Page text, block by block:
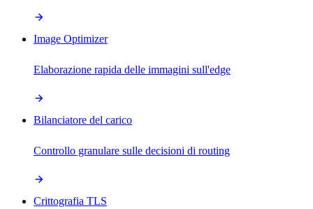
Image Optimizer
Elaborazione rapida delle immagini sull'edge
Bilanciatore del carico
Controllo granulare sulle decisioni di routing
Crittografia TLS